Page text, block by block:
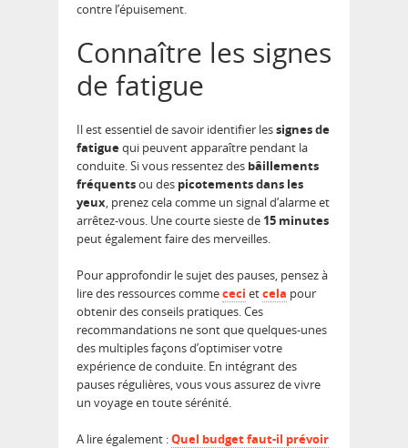
contre l’épuisement.
Connaître les signes
de fatigue
Il est essentiel de savoir identifier lessignes de
fatiguequi peuvent apparaître pendant la
conduite. Si vous ressentez des bâillements
fréquentsou des picotements dans les
yeux, prenez cela comme un signal d’alarme et
arrêtez-vous. Une courte sieste de 15 minutes
peut également faire des merveilles.
Pour approfondir le sujet des pauses, pensez à
lire des ressources commececi etcela pour
obtenir des conseils pratiques. Ces
recommandations ne sont que quelques-unes
des multiples façons d’optimiser votre
expérience de conduite. En intégrant des
pauses régulières, vous vous assurez de vivre
un voyage en toute sérénité.
A lire également :Quel budget faut-il prévoir